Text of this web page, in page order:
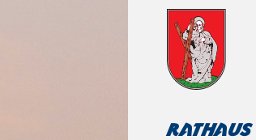
Rathaus